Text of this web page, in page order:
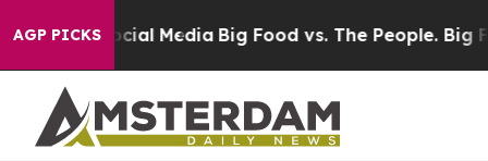
AGP PICKS
on Social Media Big Food vs. The People. Big